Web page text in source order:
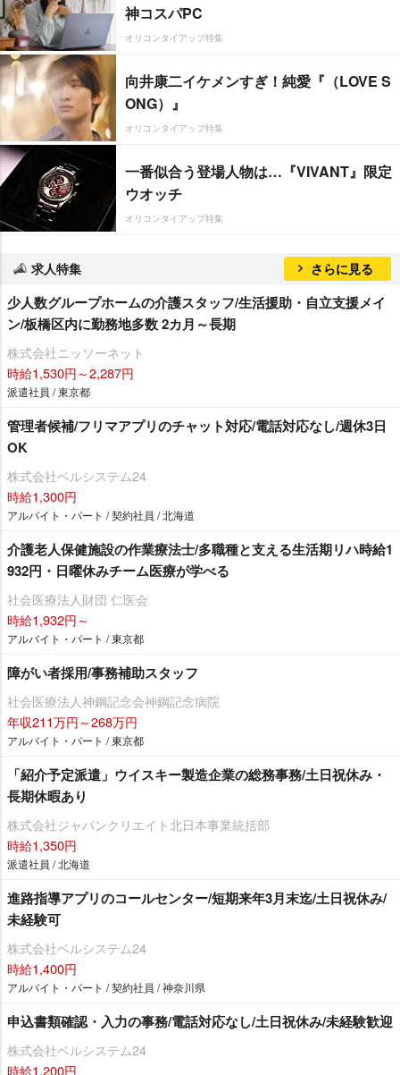
神コスパPC
オリコンタイアップ特集
向井康二イケメンすぎ！純愛『（LOVE S
ONG）』
オリコンタイアップ特集
一番似合う登場人物は…『VIVANT』限定
ウオッチ
オリコンタイアップ特集
求人特集 さらに見る
少人数グループホームの介護スタッフ/生活援助・自立支援メイ
ン/板橋区内に勤務地多数 2カ月～長期
株式会社ニッソーネット
時給1,530円～2,287円
派遣社員 / 東京都
管理者候補/フリマアプリのチャット対応/電話対応なし/週休3日
OK
株式会社ベルシステム24
時給1,300円
アルバイト・パート / 契約社員 / 北海道
介護老人保健施設の作業療法士/多職種と支える生活期リハ時給1
932円・日曜休みチーム医療が学べる
社会医療法人財団 仁医会
時給1,932円～
アルバイト・パート / 東京都
障がい者採用/事務補助スタッフ
社会医療法人神鋼記念会神鋼記念病院
年収211万円～268万円
アルバイト・パート / 東京都
「紹介予定派遣」ウイスキー製造企業の総務事務/土日祝休み・
長期休暇あり
株式会社ジャパンクリエイト北日本事業統括部
時給1,350円
派遣社員 / 北海道
進路指導アプリのコールセンター/短期来年3月末迄/土日祝休み/
未経験可
株式会社ベルシステム24
時給1,400円
アルバイト・パート / 契約社員 / 神奈川県
申込書類確認・入力の事務/電話対応なし/土日祝休み/未経験歓迎
株式会社ベルシステム24
時給1,200円